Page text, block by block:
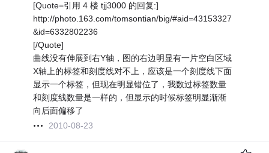
[Quote=引用 4 楼 tjj3000 的回复:]
http://photo.163.com/tomsontian/big/#aid=43153327
&id=6332802236
[/Quote]
曲线没有伸展到右Y轴，图的右边明显有一片空白区域
X轴上的标签和刻度线对不上，应该是一个刻度线下面
显示一个标签，但现在明显错位了，我数过标签数量
和刻度线数量是一样的，但显示的时候标签明显渐渐
向后面偏移了
2010-08-23